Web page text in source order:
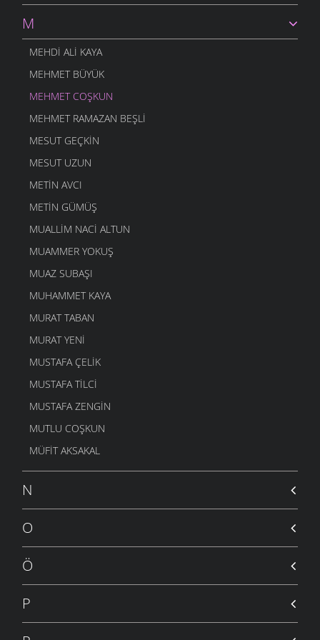
M
MEHDI ALI KAYA
MEHMET BÜYÜK
MEHMET COŞKUN
MEHMET RAMAZAN BEŞLI
MESUT GEÇKIN
MESUT UZUN
METIN AVCI
METIN GÜMÜŞ
MUALLIM NACI ALTUN
MUAMMER YOKUŞ
MUAZ SUBAŞI
MUHAMMET KAYA
MURAT TABAN
MURAT YENI
MUSTAFA ÇELIK
MUSTAFA TILCI
MUSTAFA ZENGIN
MUTLU COŞKUN
MÜFIT AKSAKAL
N
O
Ö
P